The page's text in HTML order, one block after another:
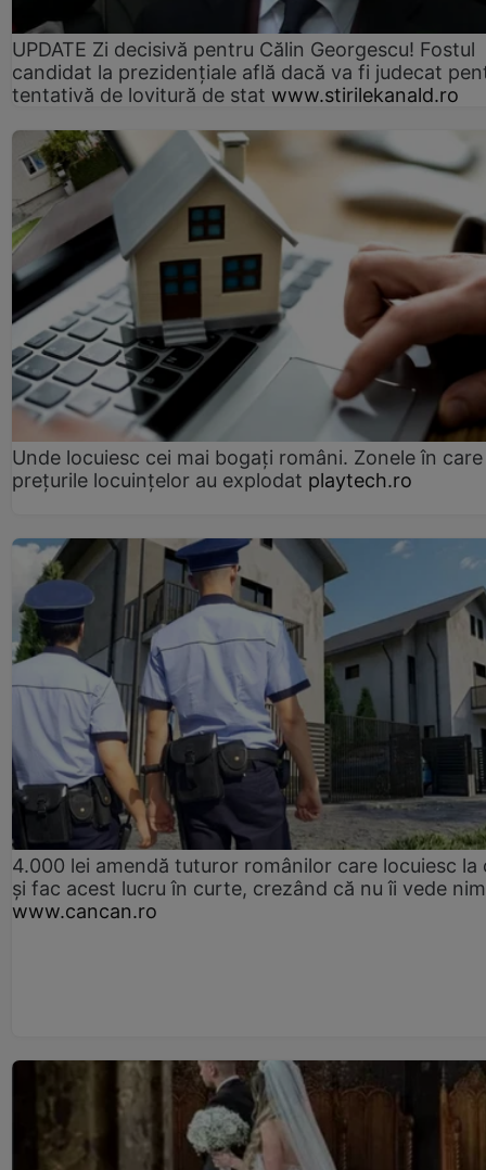
UPDATE Zi decisivă pentru Călin Georgescu! Fostul
candidat la prezidențiale află dacă va fi judecat
tentativă de lovitură de stat www.stirilekanald.ro
Unde locuiesc cei mai bogați români. Zonele în care
prețurile locuințelor au explodat playtech.ro
4.000 lei amendă tuturor românilor care locuiesc la
și fac acest lucru în curte, crezând că nu îi vede
www.cancan.ro